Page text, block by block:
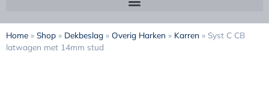
Home » Shop » Dekbeslag » Overig Harken » Karren » Syst C CB
latwagen met 14mm stud